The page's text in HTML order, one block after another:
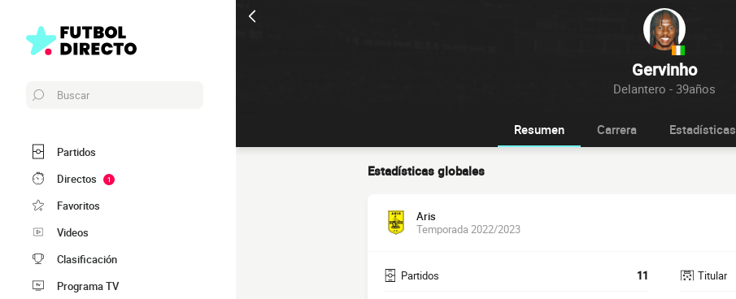
Gervinho
Delantero - 39años
Buscar
Partidos
Directos
1
Favoritos
Videos
Clasificación
Programa TV
Resumen Carrera Estadísticas
Estadísticas globales
Aris
Temporada 2022/2023
Partidos 11 Titular